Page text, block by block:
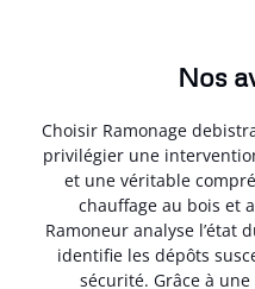
Nos
Choisir Ramonage
privilégier une
et une véritable
chauffage au bois et
Ramoneur analyse l’état
identifie les dépôts
sécurité. Grâce à